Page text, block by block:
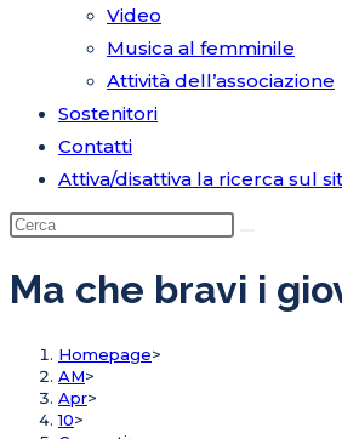
Video
Musica al femminile
Attività dell’associazione
Sostenitori
Contatti
Attiva/disattiva la ricerca sul
Ma che bravi i
Homepage>
AM>
Apr>
10>